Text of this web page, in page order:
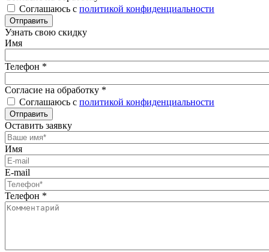
Соглашаюсь с политикой конфиденциальности
Отправить
Узнать свою скидку
Имя
Телефон *
Согласие на обработку *
Соглашаюсь с политикой конфиденциальности
Отправить
Оставить заявку
Имя
E-mail
Телефон *